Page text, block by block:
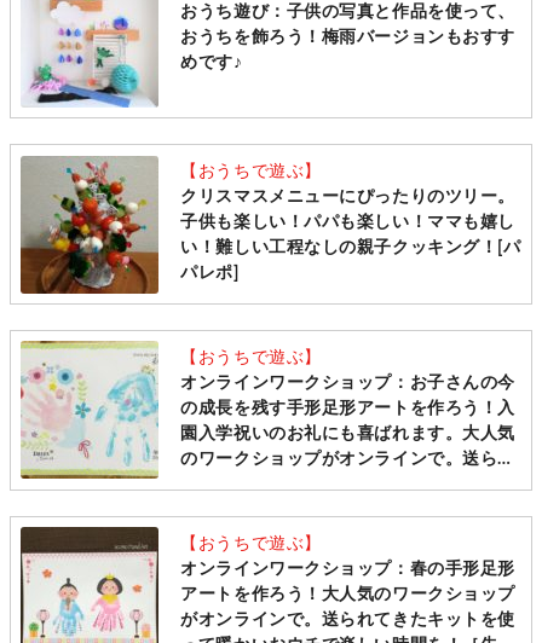
おうち遊び：子供の写真と作品を使って、
おうちを飾ろう！梅雨バージョンもおすす
めです♪
【おうちで遊ぶ】
クリスマスメニューにぴったりのツリー。
子供も楽しい！パパも楽しい！ママも嬉し
い！難しい工程なしの親子クッキング！[パ
パレポ]
【おうちで遊ぶ】
オンラインワークショップ：お子さんの今
の成長を残す手形足形アートを作ろう！入
園入学祝いのお礼にも喜ばれます。大人気
のワークショップがオンラインで。送られ
(月)、30日(火)］
【おうちで遊ぶ】
オンラインワークショップ：春の手形足形
アートを作ろう！大人気のワークショップ
がオンラインで。送られてきたキットを使